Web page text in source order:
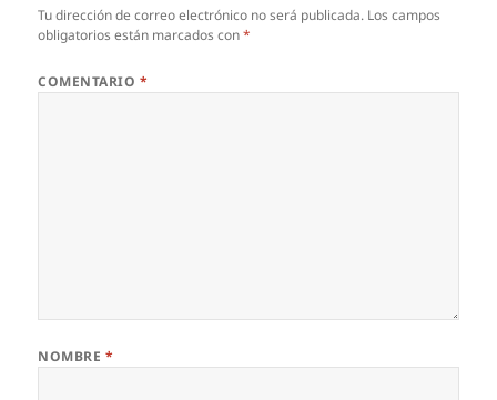
Tu dirección de correo electrónico no será publicada. Los campos
obligatorios están marcados con*
COMENTARIO *
NOMBRE *